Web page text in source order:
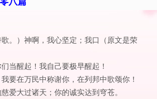
。）神啊，我心坚定；我口（原文是荣
当醒起！我自己要极早醒起！
要在万民中称谢你，在列邦中歌颂你！
爱大过诸天；你的诚实达到穹苍。